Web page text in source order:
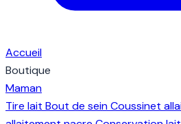
Accueil
Boutique
Maman
Tire lait Bout de seinCoussinet